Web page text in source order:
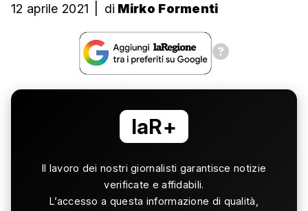
12 aprile 2021 di Mirko Formenti
laR+
Il lavoro dei nostri giornalisti garantisce notizie
verificate e affidabili.
L’accesso a questa informazione di qualità,